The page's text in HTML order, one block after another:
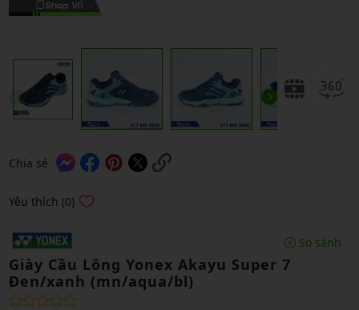
Chia sẻ
Yêu thích (0)
So sánh
Giày Cầu Lông Yonex Akayu Super 7
Đen/xanh (mn/aqua/bl)